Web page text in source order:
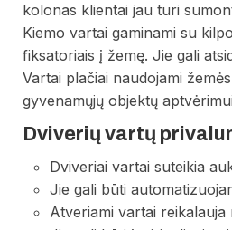
kolonas klientai jau turi
Kiemo vartai gaminami su
fiksatoriais į žemę. Jie gali
Vartai plačiai naudojami
gyvenamųjų objektų
Dviverių vartų
Dviveriai vartai suteikia
Jie gali būti
Atveriami vartai reikalauja